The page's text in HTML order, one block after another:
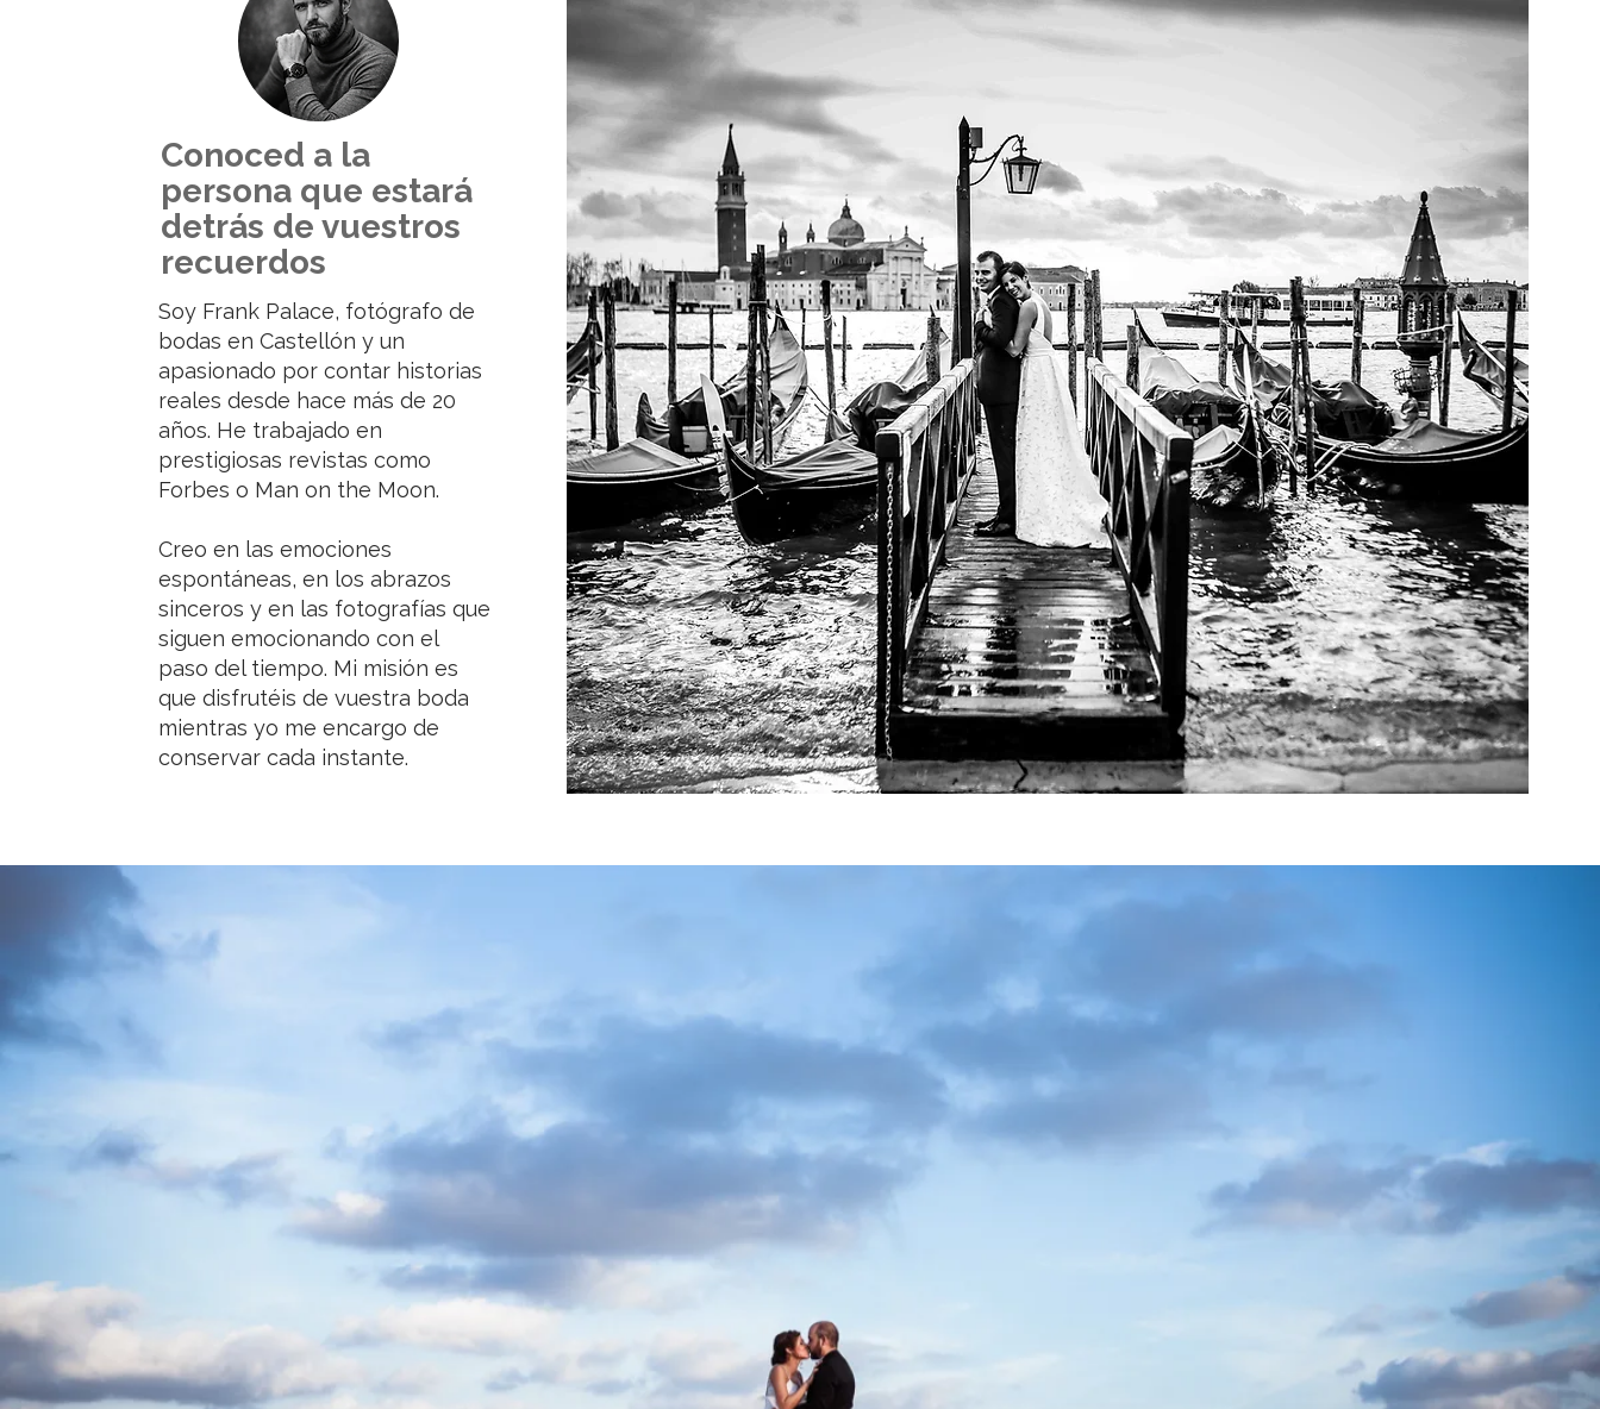
Conoced a la
persona que estará
detrás de vuestros
recuerdos
Soy Frank Palace, fotógrafo de
bodas en Castellón y un
apasionado por contar historias
reales desde hace más de 20
años. He trabajado en
prestigiosas revistas como
Forbes o Man on the Moon.
Creo en las emociones
espontáneas, en los abrazos
sinceros y en las fotografías que
siguen emocionando con el
paso del tiempo. Mi misión es
que disfrutéis de vuestra boda
mientras yo me encargo de
conservar cada instante.